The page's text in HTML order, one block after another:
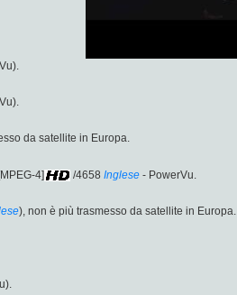
da satellite in Europa.
4] /4658 Inglese - PowerVu.
), non è più trasmesso da satellite in Europa.